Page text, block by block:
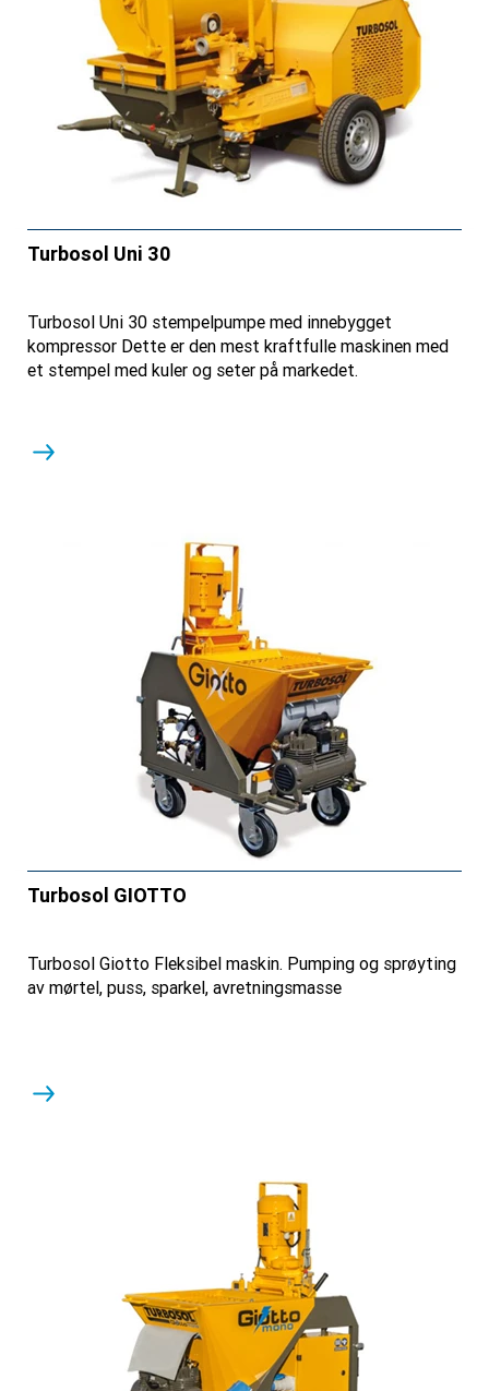
Turbosol Uni 30
Turbosol Uni 30 stempelpumpe med innebygget
kompressor Dette er den mest kraftfulle maskinen med
et stempel med kuler og seter på markedet.
Turbosol GIOTTO
Turbosol Giotto Fleksibel maskin. Pumping og sprøyting
av mørtel, puss, sparkel, avretningsmasse